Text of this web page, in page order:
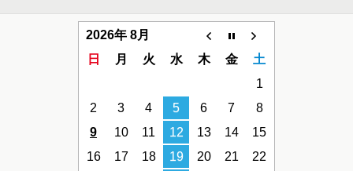
2026年 8月
日
月 火 水 木 金
土
1
2
3 4 5 6 7
8
9
10 11 12 13 14
15
16
17 18 19 20 21
22